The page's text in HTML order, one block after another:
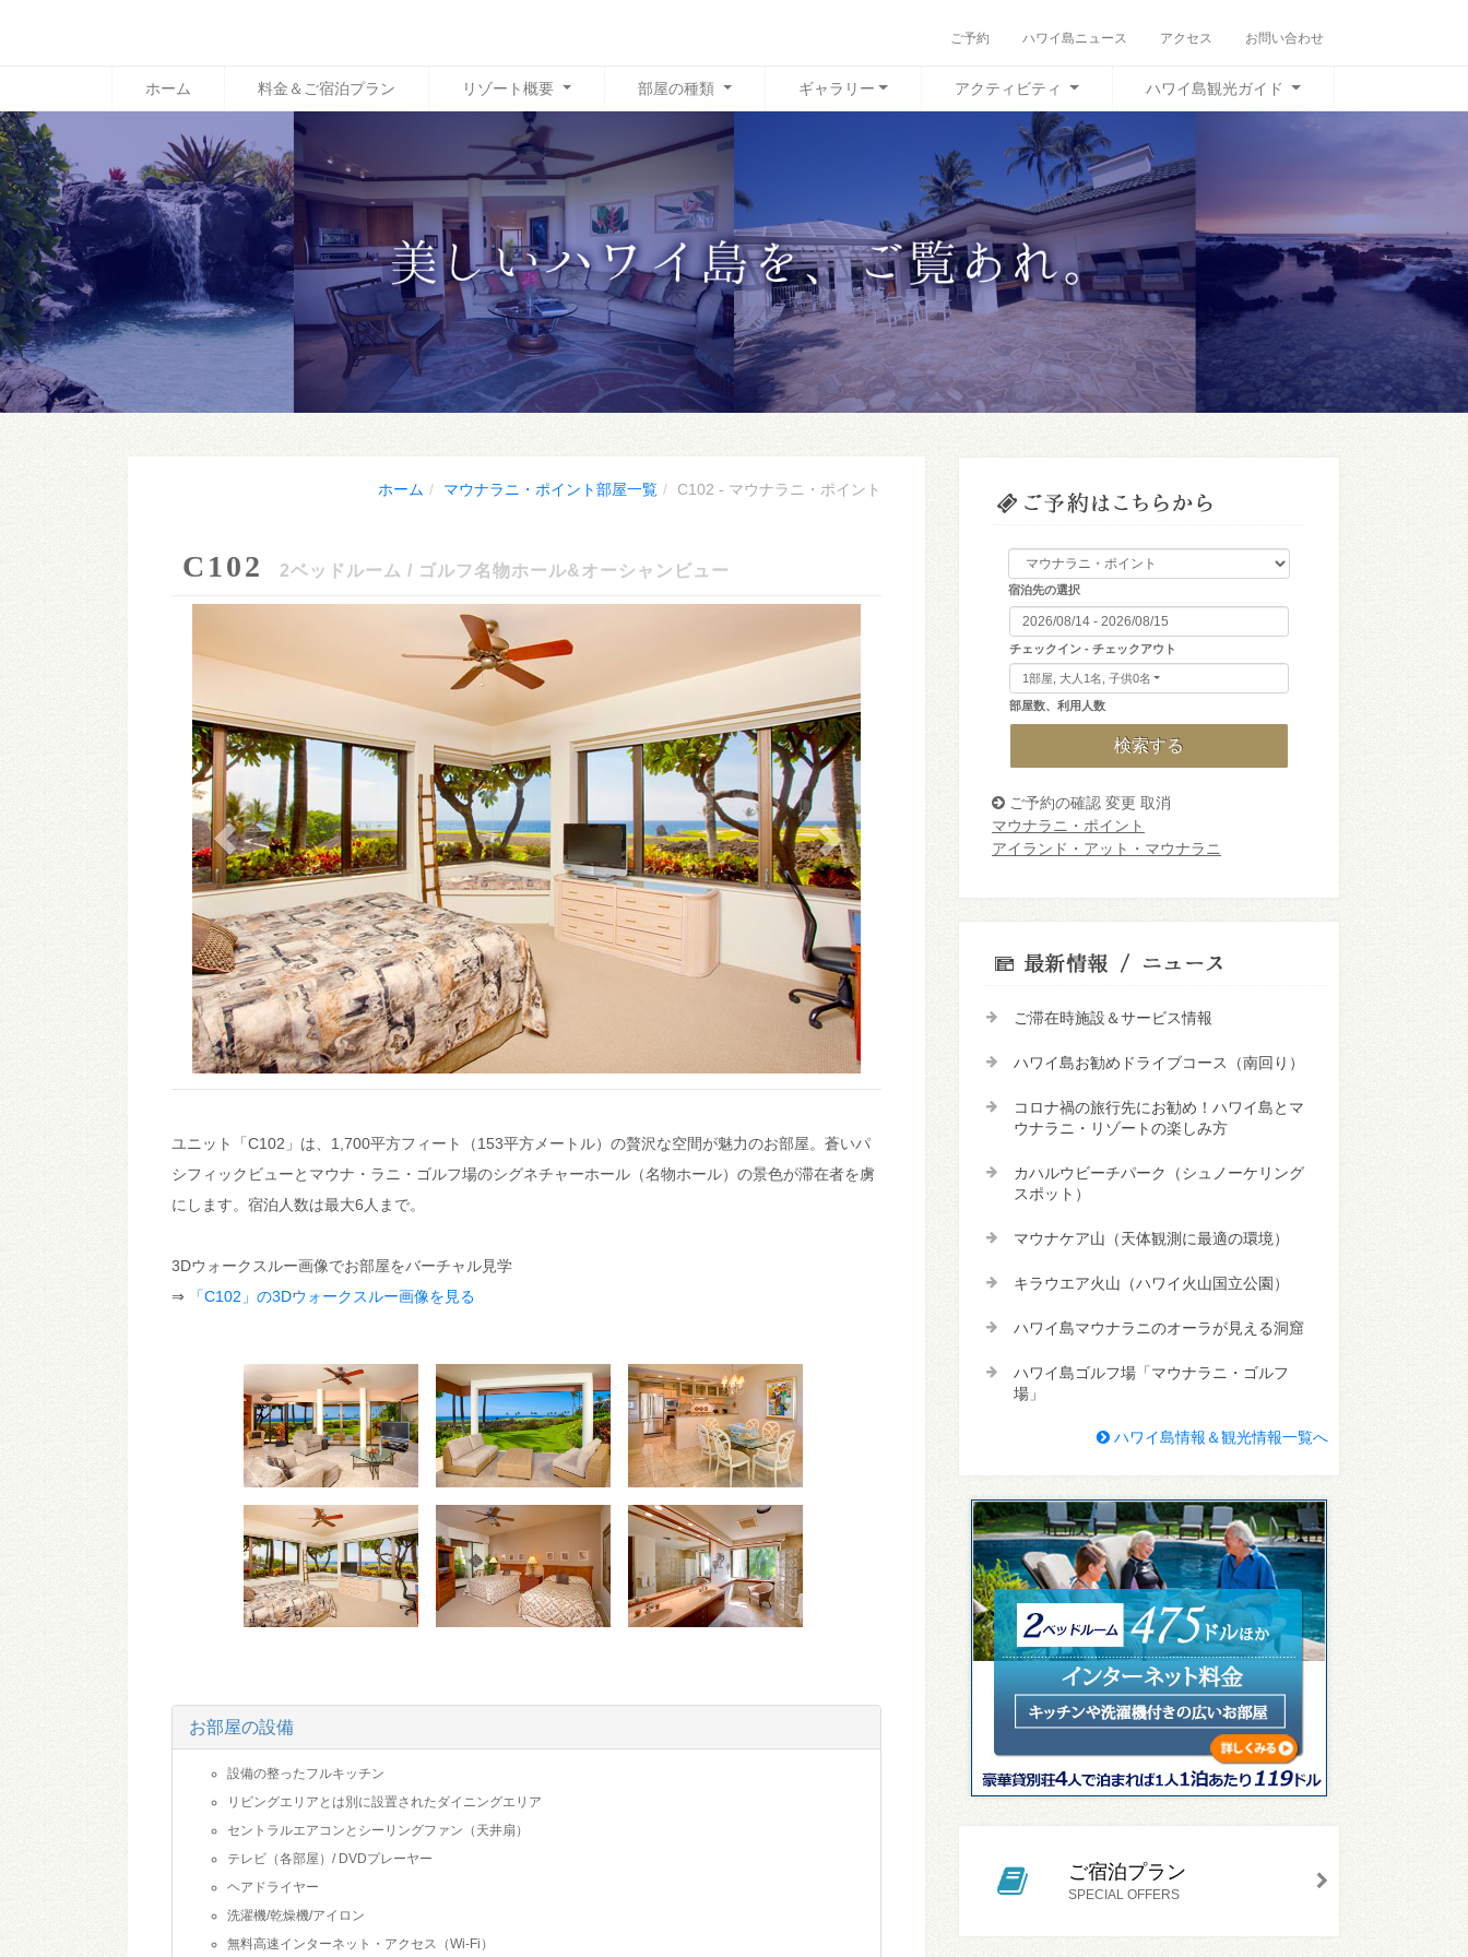
ご予約 ハワイ島ニュース アクセス お問い合わせ
ホーム 料金＆ご宿泊プラン リゾート概要 部屋の種類 ギャラリー アクティビティ ハワイ島観光ガイド
ホーム マウナラニ・ポイント部屋一覧 C102 - マウナラニ・ポイント
C102 2ベッドルーム / ゴルフ名物ホール&オーシャンビュー
ユニット「C102」は、1,700平方フィート（153平方メートル）の贅沢な空間が魅力のお部屋。蒼いパ
シフィックビューとマウナ・ラニ・ゴルフ場のシグネチャーホール（名物ホール）の景色が滞在者を虜
にします。宿泊人数は最大6人まで。
3Dウォークスルー画像でお部屋をバーチャル見学
⇒
「C102」の3Dウォークスルー画像を見る
お部屋の設備
設備の整ったフルキッチン
リビングエリアとは別に設置されたダイニングエリア
セントラルエアコンとシーリングファン（天井扇）
テレビ（各部屋）/ DVDプレーヤー
ヘアドライヤー
洗濯機/乾燥機/アイロン
無料高速インターネット・アクセス（Wi-Fi）
宿泊先の選択
チェックイン - チェックアウト
1部屋, 大人1名, 子供0名
部屋数、利用人数
検索する
ご予約の確認 変更 取消
マウナラニ・ポイント
アイランド・アット・マウナラニ
ご滞在時施設＆サービス情報
ハワイ島お勧めドライブコース（南回り）
コロナ禍の旅行先にお勧め！ハワイ島とマ
ウナラニ・リゾートの楽しみ方
カハルウビーチパーク（シュノーケリング
スポット）
マウナケア山（天体観測に最適の環境）
キラウエア火山（ハワイ火山国立公園）
ハワイ島マウナラニのオーラが見える洞窟
ハワイ島ゴルフ場「マウナラニ・ゴルフ
場」
ハワイ島情報＆観光情報一覧へ
ご宿泊プラン
SPECIAL OFFERS